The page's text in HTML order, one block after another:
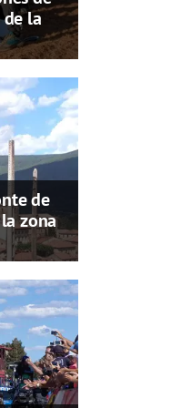
de la
de
zona